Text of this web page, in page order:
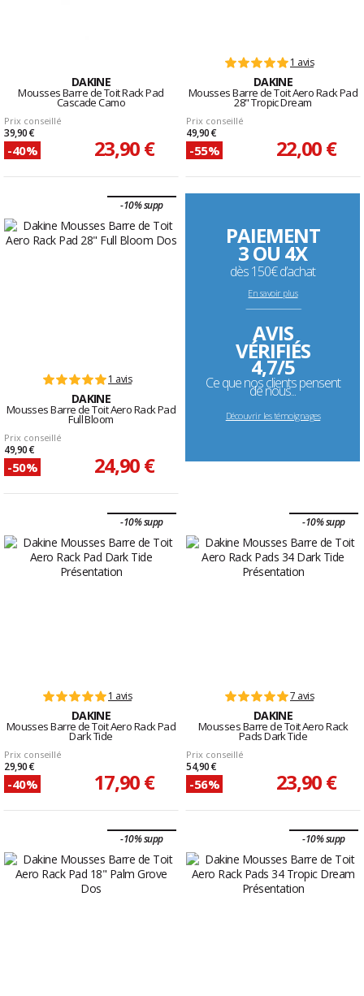
DAKINE
Mousses Barre de Toit Rack Pad
Cascade Camo
Prix conseillé
39,90 €
-40% 23,90 €
1 avis
DAKINE
Mousses Barre de Toit Aero Rack Pad
28" Tropic Dream
Prix conseillé
49,90 €
-55% 22,00 €
-10% supp
1 avis
DAKINE
Mousses Barre de Toit Aero Rack Pad
Full Bloom
Prix conseillé
49,90 €
-50% 24,90 €
PAIEMENT
3 OU 4X
dès 150€ d’achat
En savoir plus
--------------------------------------------------------------------
AVIS
VÉRIFIÉS
4,7/5
Ce que nos clients pensent
de nous...
Découvrir les témoignages
-10% supp
1 avis
DAKINE
Mousses Barre de Toit Aero Rack Pad
Dark Tide
Prix conseillé
29,90 €
-40% 17,90 €
-10% supp
7 avis
DAKINE
Mousses Barre de Toit Aero Rack
Pads Dark Tide
Prix conseillé
54,90 €
-56% 23,90 €
-10% supp -10% supp